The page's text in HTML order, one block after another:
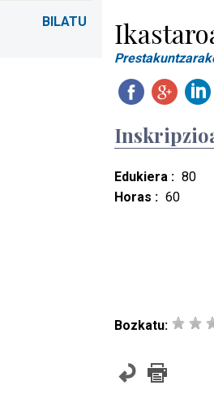
Edukiera : 80
Horas : 60
Bozkatu: